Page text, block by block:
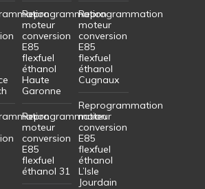
Reprogrammation
moteur
conversion
E85
flexfuel
éthanol
Haute
Garonne
Reprogrammation
moteur
conversion
E85
flexfuel
éthanol 31
Reprogrammation
moteur
conversion
E85
flexfuel
éthanol
Cugnaux
Reprogrammation
moteur
conversion
E85
flexfuel
éthanol
L’Isle
Jourdain